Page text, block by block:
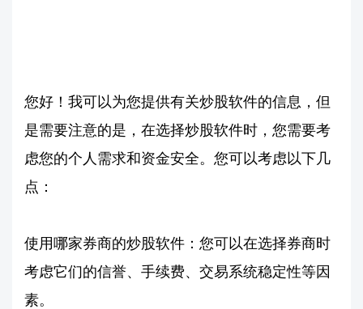
您好！我可以为您提供有关炒股软件的信息，但
是需要注意的是，在选择炒股软件时，您需要考
虑您的个人需求和资金安全。您可以考虑以下几
点：
使用哪家券商的炒股软件：您可以在选择券商时
考虑它们的信誉、手续费、交易系统稳定性等因
素。